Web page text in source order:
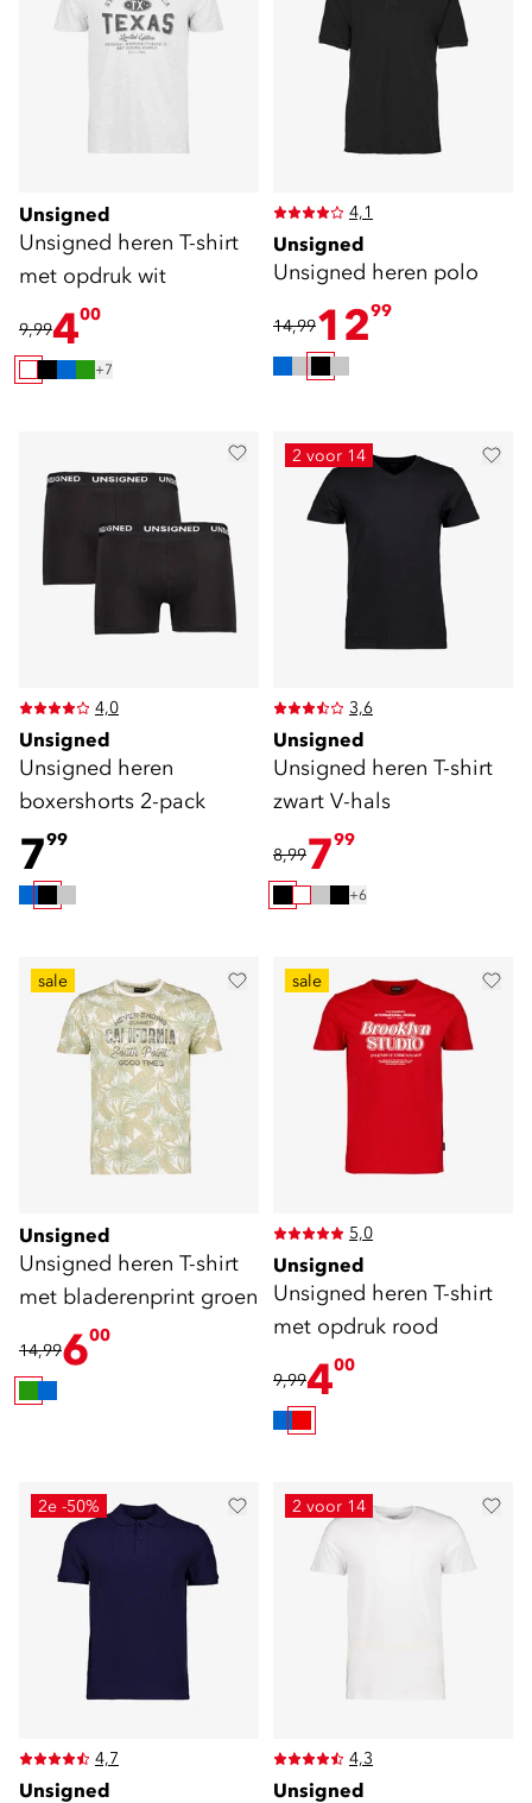
Unsigned
Unsigned heren T-shirt
met opdruk wit
9,99400
+7
4,1
Unsigned
Unsigned heren polo
14,991299
4,0
Unsigned
Unsigned heren
boxershorts 2-pack
799
2 voor 14
3,6
Unsigned
Unsigned heren T-shirt
zwart V-hals
8,99799
+6
sale
Unsigned
Unsigned heren T-shirt
met bladerenprint groen
14,99600
sale
5,0
Unsigned
Unsigned heren T-shirt
met opdruk rood
9,99400
2e -50%
4,7
Unsigned
2 voor 14
4,3
Unsigned